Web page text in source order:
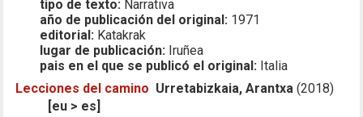
tipo de texto: Narrativa
año de publicación del original: 1971
editorial: Katakrak
lugar de publicación: Iruñea
pais en el que se publicó el original: Italia
Lecciones del camino Urretabizkaia, Arantxa (2018)
[eu > es]